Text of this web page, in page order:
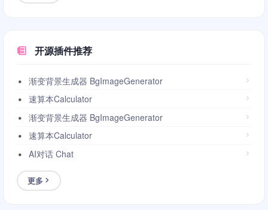
开源插件推荐
渐变背景生成器 BgImageGenerator
速算本Calculator
渐变背景生成器 BgImageGenerator
速算本Calculator
AI对话 Chat
更多